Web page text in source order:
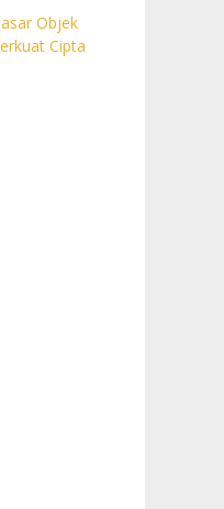
Objek
Cipta